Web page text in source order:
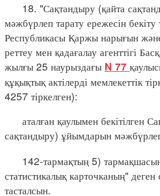
18. "Сақтандыру (қайта
мәжбүрлеп тарату ережесін
Республикасы Қаржы нарығын
реттеу мен қадағалау агенттігі
жылғы 25 наурыздағы N 77
құқықтық актілерді мемлекеттік
4257 тіркелген):
аталған қаулымен бекітілген
сақтандыру) ұйымдарын
142-тармақтың 5)
статистикалық карточканың"
тасталсын.